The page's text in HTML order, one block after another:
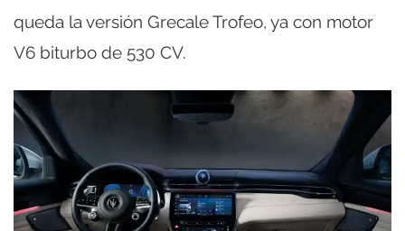
queda la versión Grecale Trofeo, ya con motor
V6 biturbo de 530 CV.